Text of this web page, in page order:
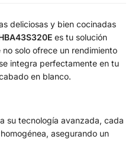
deliciosas y bien cocinadas
es tu solución
solo ofrece un rendimiento
integra perfectamente en tu
en blanco.
su tecnología avanzada, cada
asegurando un